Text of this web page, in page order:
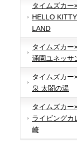
タイムズカー
HELLO
LAND
タイムズカー
涌園ユネッサ
タイムズカー
泉 太閤の湯
タイムズカー
ライビングカ
崎